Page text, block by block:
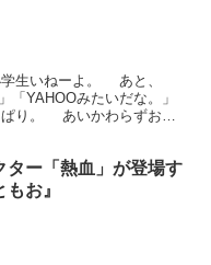
学生いねーよ。 あと、
「YAHOOみたいだな。」
ぱり。 あいかわらずおも
ター「熱血」が登場す
お』